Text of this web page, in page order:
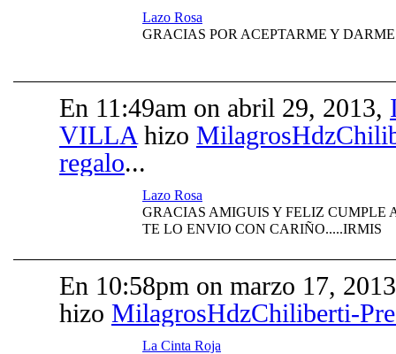
Lazo Rosa
GRACIAS POR ACEPTARME Y
En 11:49am on abril 29, 2013,
VILLA hizo
regalo...
Lazo Rosa
GRACIAS AMIGUIS Y FELIZ CUMPLE
TE LO ENVIO CON CARIÑO.....IRMIS
En 10:58pm on marzo 17,
hizo MilagrosHdzChiliberti-
La Cinta Roja